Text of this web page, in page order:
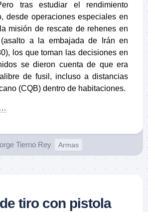
tras estudiar el rendimiento
desde operaciones especiales en
misión de rescate de rehenes en
(asalto a la embajada de Irán en
los que toman las decisiones en
se dieron cuenta de que era
de fusil, incluso a distancias
(CQB) dentro de habitaciones.
Tierno Rey Armas
tiro con pistola